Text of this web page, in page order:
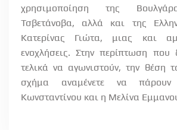
χρησιμοποίηση της
Τσβετάνοβα, αλλά και της
Κατερίνας Γιώτα, μιας και
ενοχλήσεις. Στην περίπτωση που
τελικά να αγωνιστούν, την θέση
σχήμα αναμένετε να
Κωνσταντίνου και η Μελίνα